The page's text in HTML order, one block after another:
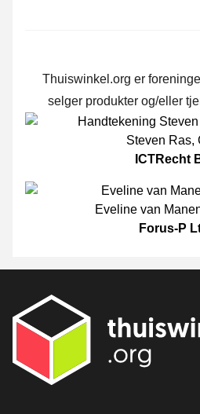
Thuiswinkel.org er
selger produkter og/eller
Steven Ras,
ICTRecht
Eveline van
Forus-P